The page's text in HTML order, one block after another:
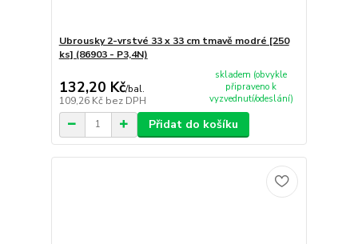
Ubrousky 2-vrstvé 33 x 33 cm tmavě modré [250
ks] (86903 - P3,4N)
132,20 Kč/bal.
109,26 Kč bez DPH
skladem (obvykle
připraveno k
vyzvednutí/odeslání)
Přidat do košíku